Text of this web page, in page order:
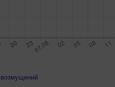
возмущений